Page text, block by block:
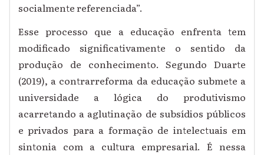
socialmente referenciada”.
Esse processo que a educação enfrenta tem
modificado significativamente o sentido da
produção de conhecimento. Segundo Duarte
(2019), a contrarreforma da educação submete a
universidade a lógica do produtivismo
acarretando a aglutinação de subsídios públicos
e privados para a formação de intelectuais em
sintonia com a cultura empresarial. É nessa